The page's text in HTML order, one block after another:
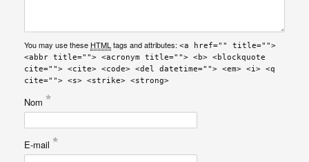
You may use these HTMLtags and attributes: <a href="" title="">
<abbr title=""> <acronym title=""> <b> <blockquote
cite=""> <cite> <code> <del datetime=""> <em> <i> <q
cite=""> <s> <strike> <strong>
Nom *
E-mail *